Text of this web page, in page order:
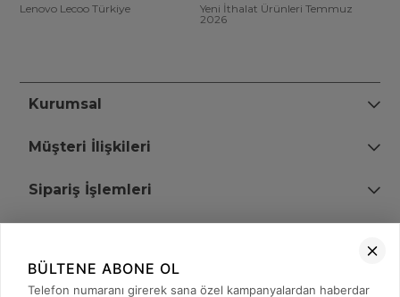
Lenovo Lecoo Türkiye
Yeni İthalat Ürünleri Temmuz
2026
Kurumsal
Müşteri İlişkileri
Sipariş İşlemleri
+90 (850) 473 08 08
BÜLTENE ABONE OL
Telefon numaranı girerek sana özel kampanyalardan haberdar